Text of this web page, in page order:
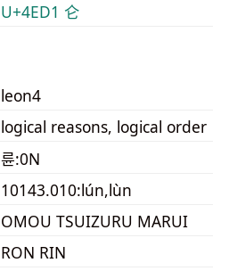
U+4ED1 仑
leon4
logical reasons, logical order
륜:0N
10143.010:lún,lùn
OMOU TSUIZURU MARUI
RON RIN